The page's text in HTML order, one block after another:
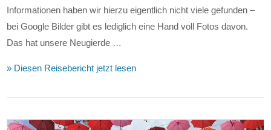
VIEW POST
Informationen haben wir hierzu eigentlich nicht viele gefunden –
bei Google Bilder gibt es lediglich eine Hand voll Fotos davon.
Das hat unsere Neugierde …
» Diesen Reisebericht jetzt lesen